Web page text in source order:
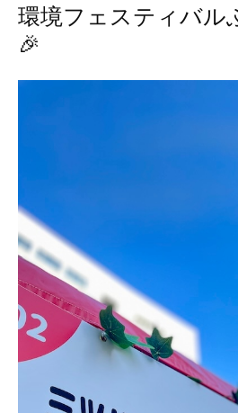
環境フェスティバル
🎉